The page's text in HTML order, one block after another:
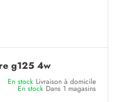
g125 4w
En stock Livraison à domicile
En stock Dans 1 magasins